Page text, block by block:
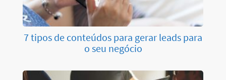
7 tipos de conteúdos para gerar leads para
o seu negócio